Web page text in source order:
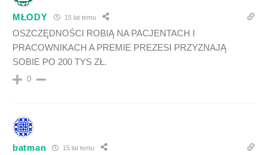
MŁODY 15 lat temu
OSZCZĘDNOŚCI ROBIĄ NA PACJENTACH I
PRACOWNIKACH A PREMIE PREZESI PRZYZNAJĄ
SOBIE PO 200 TYS ZŁ.
0
batman 15 lat temu